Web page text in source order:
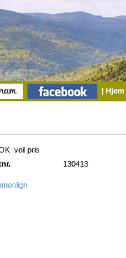
| Hjem
veil pris
130413